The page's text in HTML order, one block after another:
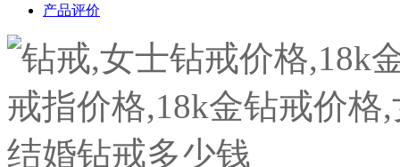
产品评价